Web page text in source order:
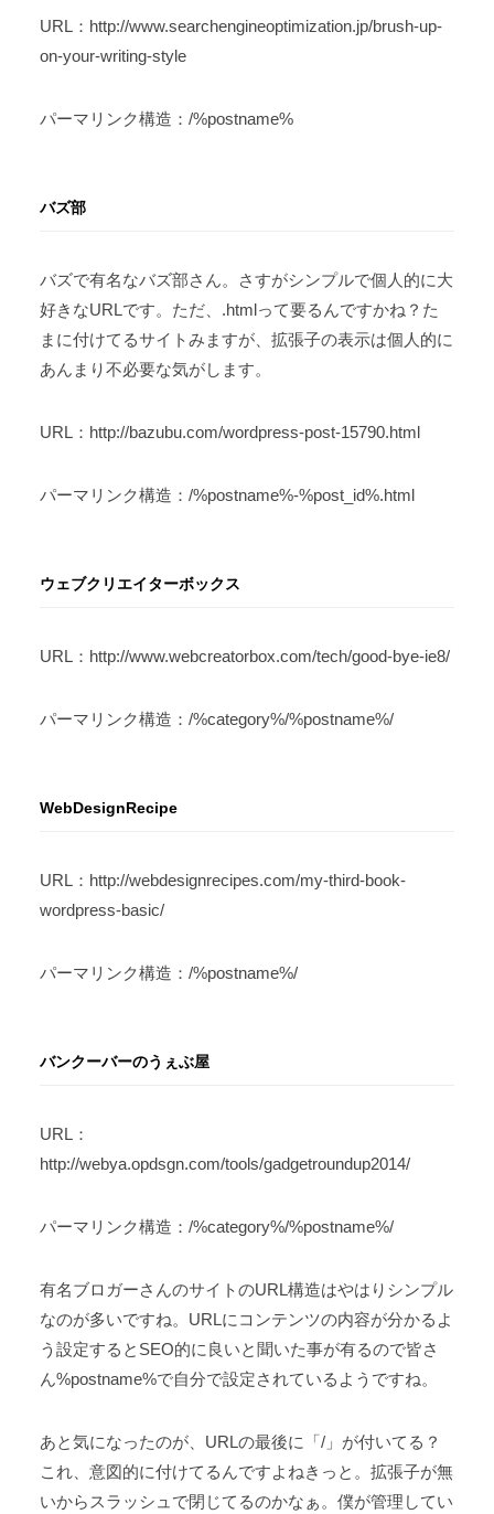
URL：http://www.searchengineoptimization.jp/brush-up-
on-your-writing-style
パーマリンク構造：/%postname%
バズ部
バズで有名なバズ部さん。さすがシンプルで個人的に大
好きなURLです。ただ、.htmlって要るんですかね？た
まに付けてるサイトみますが、拡張子の表示は個人的に
あんまり不必要な気がします。
URL：http://bazubu.com/wordpress-post-15790.html
パーマリンク構造：/%postname%-%post_id%.html
ウェブクリエイターボックス
URL：http://www.webcreatorbox.com/tech/good-bye-ie8/
パーマリンク構造：/%category%/%postname%/
WebDesignRecipe
URL：http://webdesignrecipes.com/my-third-book-
wordpress-basic/
パーマリンク構造：/%postname%/
バンクーバーのうぇぶ屋
URL：
http://webya.opdsgn.com/tools/gadgetroundup2014/
パーマリンク構造：/%category%/%postname%/
有名ブロガーさんのサイトのURL構造はやはりシンプル
なのが多いですね。URLにコンテンツの内容が分かるよ
う設定するとSEO的に良いと聞いた事が有るので皆さ
ん%postname%で自分で設定されているようですね。
あと気になったのが、URLの最後に「/」が付いてる？
これ、意図的に付けてるんですよねきっと。拡張子が無
いからスラッシュで閉じてるのかなぁ。僕が管理してい